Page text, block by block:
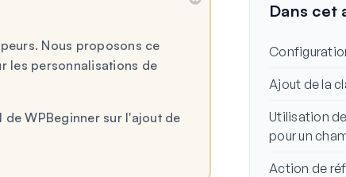
Nous proposons ce
les personnalisations de
WPBeginner sur l'ajout de
Dans cet
Ajout de la
Utilisation
pour un
Action de